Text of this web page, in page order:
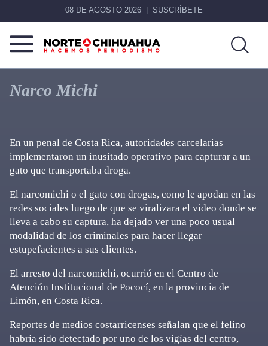
08 DE AGOSTO 2026 SUSCRÍBETE
Norte
Chihuahua
Más
que
noticias,
Narco Michi
En un penal de Costa Rica, autoridades carcelarias
implementaron un inusitado operativo para capturar a un
gato que transportaba droga.
El narcomichi o el gato con drogas, como le apodan en las
redes sociales luego de que se viralizara el video donde se
lleva a cabo su captura, ha dejado ver una poco usual
modalidad de los criminales para hacer llegar
estupefacientes a sus clientes.
El arresto del narcomichi, ocurrió en el Centro de
Atención Institucional de Pococí, en la provincia de
Limón, en Costa Rica.
Reportes de medios costarricenses señalan que el felino
habría sido detectado por uno de los vigías del centro,